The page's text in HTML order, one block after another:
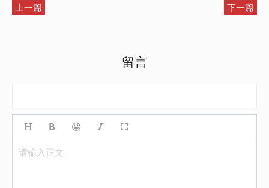
上一篇 下一篇
留言
请输入正文